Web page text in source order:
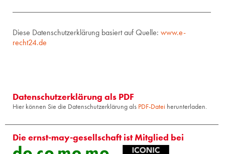
Diese Datenschutzerklärung basiert auf Quelle: www.e-
recht24.de
Datenschutzerklärung als PDF
Hier können Sie die Datenschutzerklärung als PDF-Datei herunterladen.
Die ernst-may-gesellschaft ist Mitglied bei